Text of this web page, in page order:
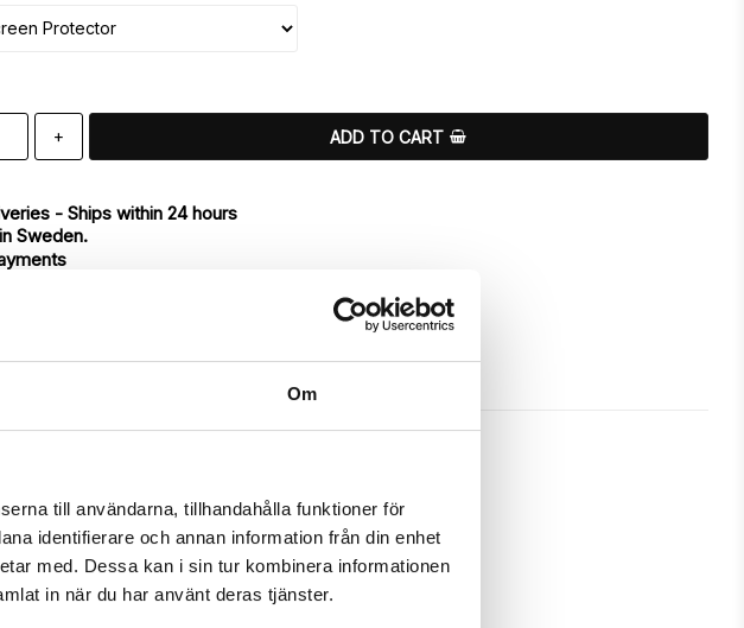
Om
till användarna, tillhandahålla funktioner för
identifierare och annan information från din enhet
med. Dessa kan i sin tur kombinera informationen
in när du har använt deras tjänster.
+ ADD TO CART
- Ships within 24 hours
Sweden.
great protection and has a unique "Butterflies"-design.